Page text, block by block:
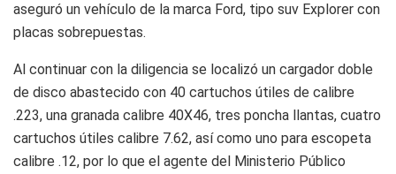
aseguró un vehículo de la marca Ford, tipo suv Explorer con
placas sobrepuestas.
Al continuar con la diligencia se localizó un cargador doble
de disco abastecido con 40 cartuchos útiles de calibre
.223, una granada calibre 40X46, tres poncha llantas, cuatro
cartuchos útiles calibre 7.62, así como uno para escopeta
calibre .12, por lo que el agente del Ministerio Público